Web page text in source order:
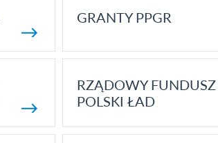
GRANTY PPGR
RZĄDOWY FUNDUSZ
POLSKI ŁAD